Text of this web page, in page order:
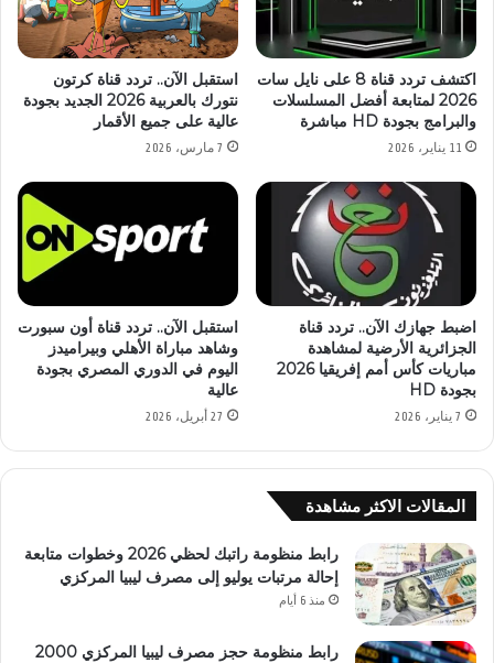
اكتشف تردد قناة 8 على نايل سات
2026 لمتابعة أفضل المسلسلات
والبرامج بجودة HD مباشرة
11 يناير، 2026
استقبل الآن.. تردد قناة كرتون
نتورك بالعربية 2026 الجديد بجودة
عالية على جميع الأقمار
7 مارس، 2026
اضبط جهازك الآن.. تردد قناة
الجزائرية الأرضية لمشاهدة
مباريات كأس أمم إفريقيا 2026
بجودة HD
7 يناير، 2026
استقبل الآن.. تردد قناة أون سبورت
وشاهد مباراة الأهلي وبيراميدز
اليوم في الدوري المصري بجودة
عالية
27 أبريل، 2026
المقالات الاكثر مشاهدة
رابط منظومة راتبك لحظي 2026 وخطوات متابعة
إحالة مرتبات يوليو إلى مصرف ليبيا المركزي
منذ 6 أيام
رابط منظومة حجز مصرف ليبيا المركزي 2000